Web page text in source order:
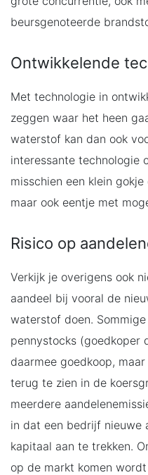
beursgenoteerde
Ontwikkelende
Met technologie in
zeggen waar het heen
waterstof kan dan ook
interessante technologie
misschien een klein
maar ook eentje met
Risico op
Verkijk je overigens ook
aandeel bij vooral de
waterstof doen.
pennystocks (goedkoper
daarmee goedkoop,
terug te zien in de
meerdere
in dat een bedrijf nieuwe
kapitaal aan te trekken.
op de markt komen